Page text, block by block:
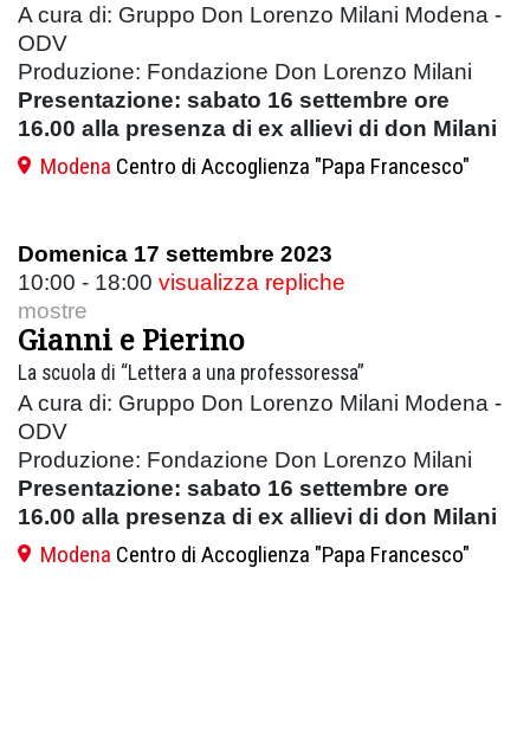
A cura di: Gruppo Don Lorenzo Milani Modena -
ODV
Produzione: Fondazione Don Lorenzo Milani
Presentazione: sabato 16 settembre ore
16.00 alla presenza di ex allievi di don Milani
Modena Centro di Accoglienza "Papa Francesco"
Domenica 17 settembre 2023
10:00 - 18:00 visualizza repliche
mostre
Gianni e Pierino
La scuola di “Lettera a una professoressa”
A cura di: Gruppo Don Lorenzo Milani Modena -
ODV
Produzione: Fondazione Don Lorenzo Milani
Presentazione: sabato 16 settembre ore
16.00 alla presenza di ex allievi di don Milani
Modena Centro di Accoglienza "Papa Francesco"